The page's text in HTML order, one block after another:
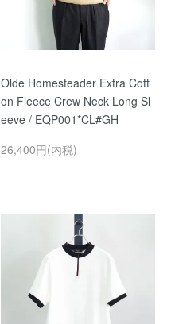
Olde Homesteader Extra Cott
on Fleece Crew Neck Long Sl
eeve / EQP001*CL#GH
26,400円(内税)